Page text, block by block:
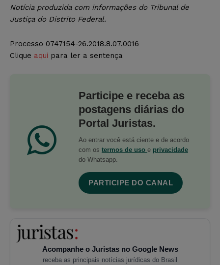
Notícia produzida com informações do Tribunal de
Justiça do Distrito Federal.
Processo 0747154-26.2018.8.07.0016
Clique aqui para ler a sentença
Participe e receba as
postagens diárias do
Portal Juristas.
Ao entrar você está ciente e de acordo
com os termos de uso e privacidade
do Whatsapp.
PARTICIPE DO CANAL
Acompanhe o Juristas no Google News
receba as principais notícias jurídicas do Brasil